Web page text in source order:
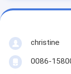
christine
0086-